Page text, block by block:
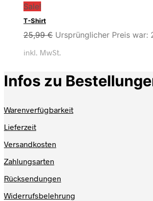
Sale!
T-Shirt
25,99€ Ursprünglicher Preis war:
inkl. MwSt.
Infos zu
Warenverfügbarkeit
Lieferzeit
Versandkosten
Zahlungsarten
Rücksendungen
Widerrufsbelehrung